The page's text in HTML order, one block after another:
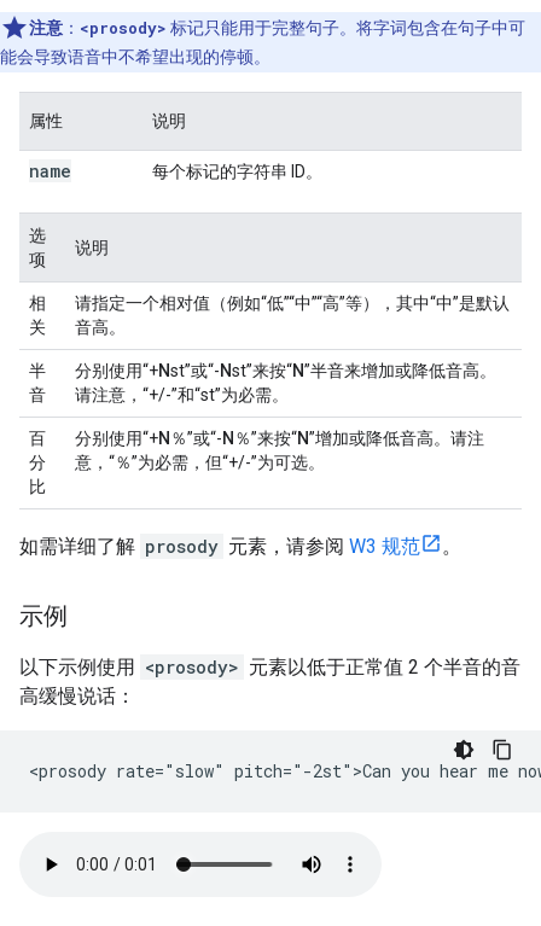
注意 ： <prosody> 标记只能用于完整句子。将字词包含在句子中可
能会导致语音中不希望出现的停顿。
属性 说明
name 每个标记的字符串 ID。
选
项
说明
相
关
请指定一个相对值（例如“低”“中”“高”等），其中“中”是默认
音高。
半
音
分别使用“+Nst”或“-Nst”来按“N”半音来增加或降低音高。
请注意，“+/-”和“st”为必需。
百
分
比
分别使用“+N ％”或“-N ％”来按“N”增加或降低音高。请注
意，“％”为必需，但“+/-”为可选。
如需详细了解 prosody 元素，请参阅 W3 规范 。
示例
以下示例使用 <prosody> 元素以低于正常值 2 个半音的音
高缓慢说话：
<prosody rate="slow" pitch="-2st">Can you hear me